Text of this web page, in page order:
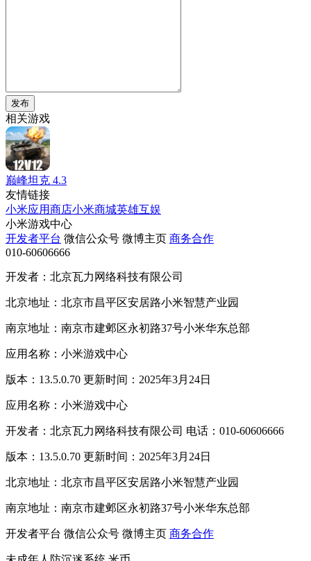
发布
相关游戏
巅峰坦克 4.3
友情链接
小米应用商店小米商城英雄互娱
小米游戏中心
开发者平台 微信公众号 微博主页 商务合作
010-60606666
开发者：北京瓦力网络科技有限公司
北京地址：北京市昌平区安居路小米智慧产业园
南京地址：南京市建邺区永初路37号小米华东总部
应用名称：小米游戏中心
版本：13.5.0.70 更新时间：2025年3月24日
应用名称：小米游戏中心
开发者：北京瓦力网络科技有限公司 电话：010-60606666
版本：13.5.0.70 更新时间：2025年3月24日
北京地址：北京市昌平区安居路小米智慧产业园
南京地址：南京市建邺区永初路37号小米华东总部
开发者平台 微信公众号 微博主页 商务合作